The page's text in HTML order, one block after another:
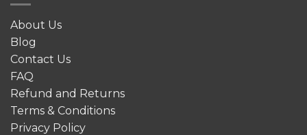
About Us
Blog
Contact Us
FAQ
Refund and Returns
Terms & Conditions
Privacy Policy